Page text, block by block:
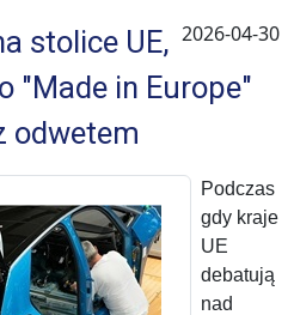
2026-04-30
stolice UE,
"Made in Europe"
odwetem
Podczas
gdy kraje
UE
debatują
nad